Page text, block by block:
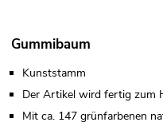
Gummibaum
Kunststamm
Der Artikel wird fertig zum
Mit ca. 147 grünfarbenen